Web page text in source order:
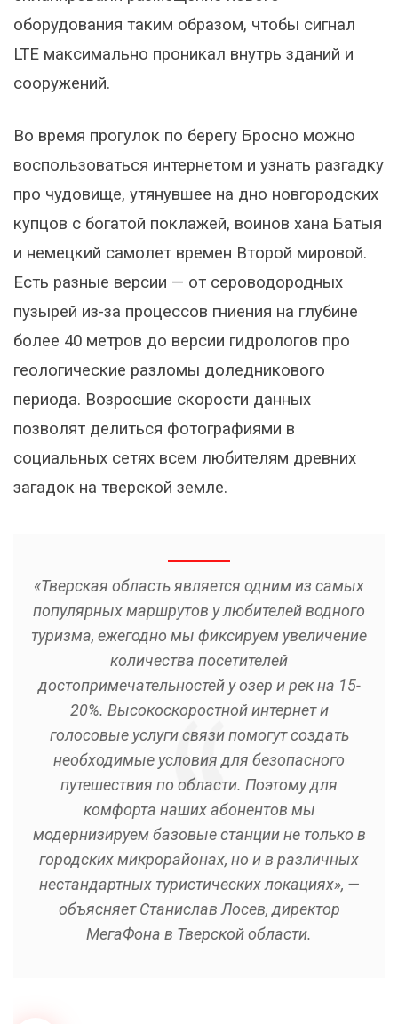
оборудования таким образом, чтобы cигнал
LTE максимально проникал внутрь зданий и
сооружений.
Во время прогулок по берегу Бросно можно
воспользоваться интернетом и узнать разгадку
про чудовище, утянувшее на дно новгородских
купцов с богатой поклажей, воинов хана Батыя
и немецкий самолет времен Второй мировой.
Есть разные версии — от сероводородных
пузырей из-за процессов гниения на глубине
более 40 метров до версии гидрологов про
геологические разломы доледникового
периода. Возросшие скорости данных
позволят делиться фотографиями в
социальных сетях всем любителям древних
загадок на тверской земле.
«Тверская область является одним из самых
популярных маршрутов у любителей водного
туризма, ежегодно мы фиксируем увеличение
количества посетителей
достопримечательностей у озер и рек на 15-
20%. Высокоскоростной интернет и
голосовые услуги связи помогут создать
необходимые условия для безопасного
путешествия по области. Поэтому для
комфорта наших абонентов мы
модернизируем базовые станции не только в
городских микрорайонах, но и в различных
нестандартных туристических локациях», —
объясняет Станислав Лосев, директор
МегаФона в Тверской области.